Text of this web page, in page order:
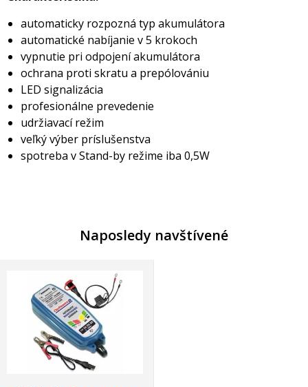
automaticky rozpozná typ akumulátora
automatické nabíjanie v 5 krokoch
vypnutie pri odpojení akumulátora
ochrana proti skratu a prepólovániu
LED signalizácia
profesionálne prevedenie
udržiavací režim
veľký výber príslušenstva
spotreba v Stand-by režime iba 0,5W
Naposledy navštívené